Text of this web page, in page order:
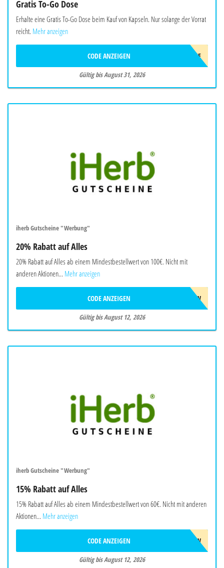
Gratis To-Go Dose
Erhalte eine Gratis To-Go Dose beim Kauf von Kapseln. Nur solange der Vorrat
reicht. Mehr anzeigen
TO-GO-DOSE
CODE ANZEIGEN
Gültig bis August 31, 2026
iherb Gutscheine "Werbung"
20% Rabatt auf Alles
20% Rabatt auf Alles ab einem Mindestbestellwert von 100€. Nicht mit
anderen Aktionen... Mehr anzeigen
AUG26SW
CODE ANZEIGEN
Gültig bis August 12, 2026
iherb Gutscheine "Werbung"
15% Rabatt auf Alles
15% Rabatt auf Alles ab einem Mindestbestellwert von 60€. Nicht mit anderen
Aktionen... Mehr anzeigen
AUG26SW
CODE ANZEIGEN
Gültig bis August 12, 2026